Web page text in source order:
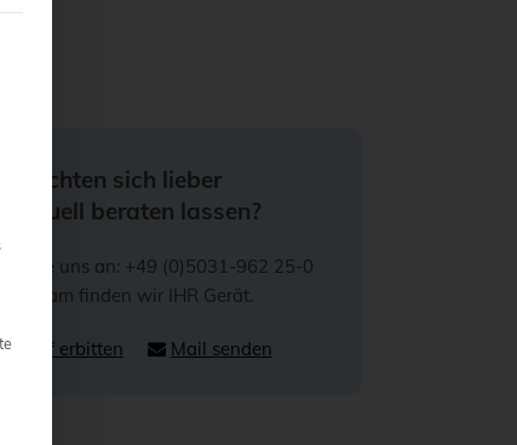
möchten sich lieber
beraten lassen?
Sie uns an: +49 (0)5031-962 25-0
finden wir IHR Gerät.
erbitten Mail senden
kann. Die erste Service-Gruppe ist essenziell und